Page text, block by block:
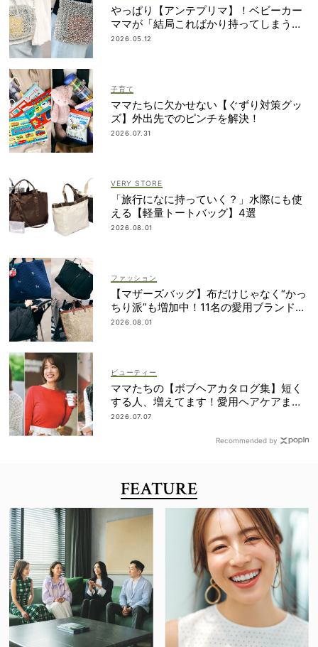
やっぱり【アンテプリマ】！ベビーカー
ママが「結局こればかり持ってしまう」
納得の理由
2026.05.12
子育て
ママたちに欠かせない【ぐずり対策グッ
ズ】外出先でのピンチを解決！
2026.07.31
VERY STORE
「旅行になに持っていく？」水際にも使
える【軽量トートバッグ】4選
2026.08.01
ファッション
【マザーズバッグ】布だけじゃなく“かっ
ちり派”も増加中！11名の愛用ブランド
は？
2026.08.01
ビューティー
ママたちの【ボブヘアカタログ集】短く
する人、増えてます！愛用ヘアケアまで
全部見せ
2026.07.07
Recommended by
FEATURE